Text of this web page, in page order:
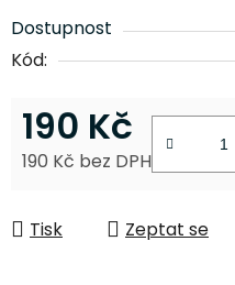
Dostupnost
Kód:
190 Kč
190 Kč bez DPH
Tisk Zeptat se